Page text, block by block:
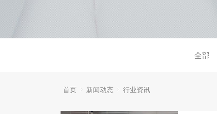
全部
首页 新闻动态 行业资讯